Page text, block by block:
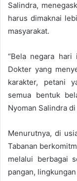
Salindra,
harus dimaknai
masyarakat.
“Bela negara hari
Dokter yang
karakter, petani
semua bentuk
Nyoman Salindra
Menurutnya, di
Tabanan
melalui berbagai
pangan,